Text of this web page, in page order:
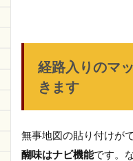
経路入りのマ
きます
無事地図の貼り付けが
醐味はナビ機能です。